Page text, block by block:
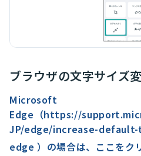
ブラウザの文字サイズ
Microsoft
Edge（https://
JP/edge/increase-
edge ）の場合は、ここをク